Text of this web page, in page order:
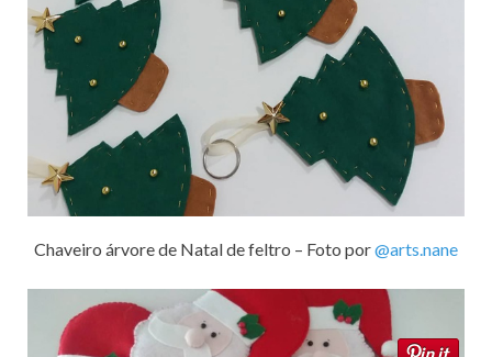
Chaveiro árvore de Natal de feltro – Foto por@arts.nane